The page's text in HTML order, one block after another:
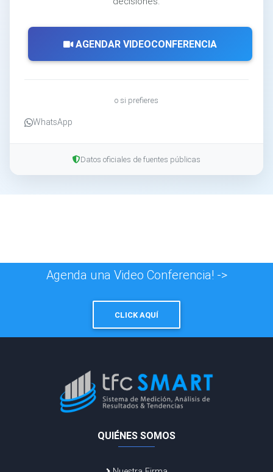
AGENDAR VIDEOCONFERENCIA
o si prefieres
WhatsApp
Datos oficiales de fuentes públicas
Agenda una Video Conferencia! ->
CLICK AQUÍ
QUIÉNES SOMOS